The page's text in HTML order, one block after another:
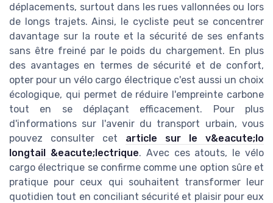
déplacements, surtout dans les rues vallonnées ou lors
de longs trajets. Ainsi, le cycliste peut se concentrer
davantage sur la route et la sécurité de ses enfants
sans être freiné par le poids du chargement. En plus
des avantages en termes de sécurité et de confort,
opter pour un vélo cargo électrique c'est aussi un choix
écologique, qui permet de réduire l'empreinte carbone
tout en se déplaçant efficacement. Pour plus
d'informations sur l'avenir du transport urbain, vous
pouvez consulter cet article sur le v&eacute;lo
longtail &eacute;lectrique. Avec ces atouts, le vélo
cargo électrique se confirme comme une option sûre et
pratique pour ceux qui souhaitent transformer leur
quotidien tout en conciliant sécurité et plaisir pour eux